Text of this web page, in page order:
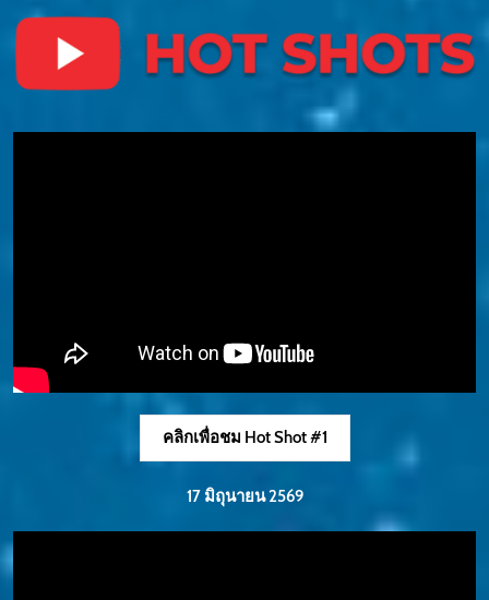
คลิกเพื่อชม Hot Shot #1
17 มิถุนายน 2569